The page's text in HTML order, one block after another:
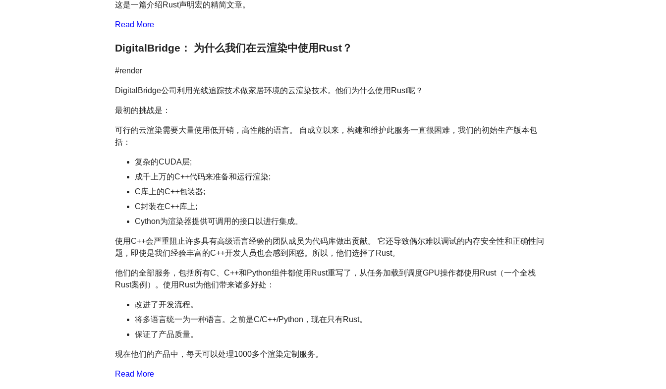
这是一篇介绍Rust声明宏的精简文章。
Read More
DigitalBridge： 为什么我们在云渲染中使用Rust？
#render
DigitalBridge公司利用光线追踪技术做家居环境的云渲染技术。他们为什么使用Rust呢？
最初的挑战是：
可行的云渲染需要大量使用低开销，高性能的语言。 自成立以来，构建和维护此服务一直很困难，我们的初始生产版本包
括：
复杂的CUDA层;
成千上万的C++代码来准备和运行渲染;
C库上的C++包装器;
C封装在C++库上;
Cython为渲染器提供可调用的接口以进行集成。
使用C++会严重阻止许多具有高级语言经验的团队成员为代码库做出贡献。 它还导致偶尔难以调试的内存安全性和正确性问
题，即使是我们经验丰富的C++开发人员也会感到困惑。所以，他们选择了Rust。
他们的全部服务，包括所有C、C++和Python组件都使用Rust重写了，从任务加载到调度GPU操作都使用Rust（一个全栈
Rust案例）。使用Rust为他们带来诸多好处：
改进了开发流程。
将多语言统一为一种语言。之前是C/C++/Python，现在只有Rust。
保证了产品质量。
现在他们的产品中，每天可以处理1000多个渲染定制服务。
Read More